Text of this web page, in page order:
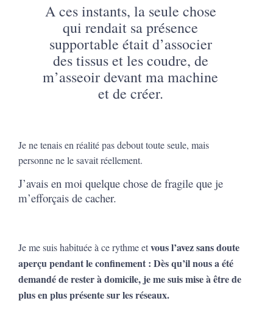
A ces instants, la seule chose
qui rendait sa présence
supportable était d’associer
des tissus et les coudre, de
m’asseoir devant ma machine
et de créer.
Je ne tenais en réalité pas debout toute seule, mais
personne ne le savait réellement.
J’avais en moi quelque chose de fragile que je
m’efforçais de cacher.
Je me suis habituée à ce rythme etvous l’avez sans doute
aperçu pendant le confinement : Dès qu’il nous a été
demandé de rester à domicile, je me suis mise à être de
plus en plus présente sur les réseaux.